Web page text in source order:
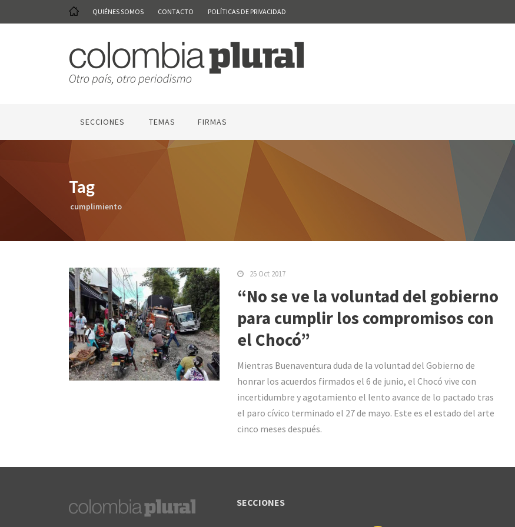
QUIÉNES SOMOS CONTACTO POLÍTICAS DE PRIVACIDAD
SECCIONES TEMAS FIRMAS
Tag
cumplimiento
25 Oct 2017
“No se ve la voluntad del gobierno
para cumplir los compromisos con
el Chocó”
Mientras Buenaventura duda de la voluntad del Gobierno de
honrar los acuerdos firmados el 6 de junio, el Chocó vive con
incertidumbre y agotamiento el lento avance de lo pactado tras
el paro cívico terminado el 27 de mayo. Este es el estado del arte
cinco meses después.
SECCIONES